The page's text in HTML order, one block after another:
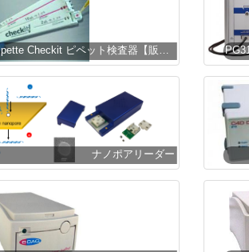
Pipette Checkit ピペット検査器【販売終了】
ナノポアリーダー